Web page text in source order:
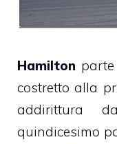
Hamilton
costretto alla
addirittura
quindicesimo